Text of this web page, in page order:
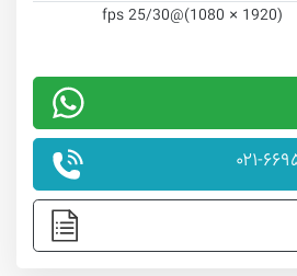
(1920 × 1080)@25/30 fps